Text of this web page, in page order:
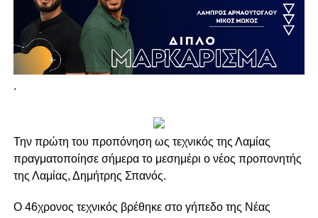
΄
Την πρώτη του προπόνηση ως τεχνικός της Λαμίας
πραγματοποίησε σήμερα το μεσημέρι ο νέος προπονητής
της Λαμίας, Δημήτρης Σπανός.
Ο 46χρονος τεχνικός βρέθηκε στο γήπεδο της Νέας